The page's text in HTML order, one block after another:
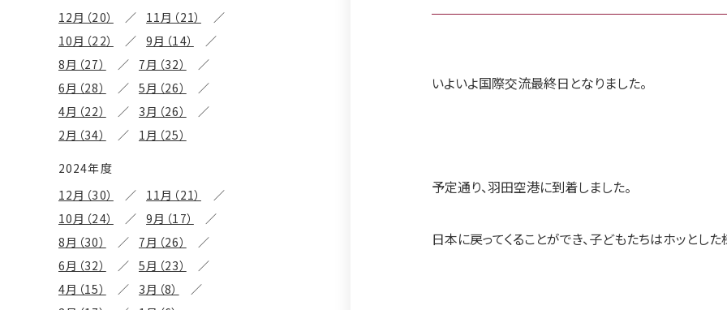
いよいよ国際交流最終日となりました。
予定通り、羽田空港に到着しました。
日本に戻ってくることができ、子どもたちはホッとした
12月（20）
11月（21）
10月（22）
9月（14）
8月（27）
7月（32）
6月（28）
5月（26）
4月（22）
3月（26）
2月（34）
1月（25）
2024年度
12月（30）
11月（21）
10月（24）
9月（17）
8月（30）
7月（26）
6月（32）
5月（23）
4月（15）
3月（8）